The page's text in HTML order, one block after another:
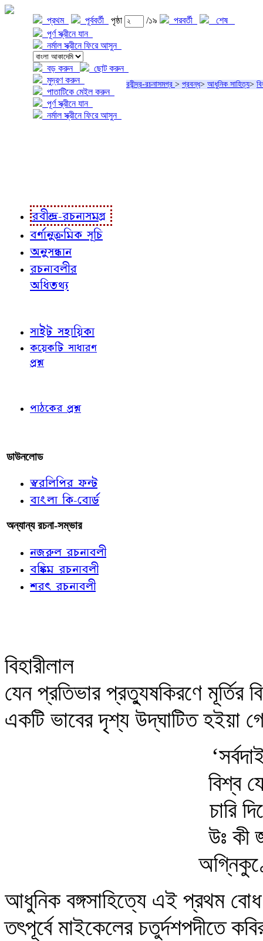
প্রথম পূর্ববর্তী পৃষ্ঠা /১৯ পরবর্তী
শেষ
পূর্ণ স্ক্রীনে যান
নর্মাল স্ক্রীনে ফিরে আসুন
বড় করুন
ছোট করুন
মুদ্রণ করুন
পাতাটিকে মেইল করুন
পূর্ণ স্ক্রীনে যান
নর্মাল স্ক্রীনে ফিরে আসুন
রবীন্দ্র-রচনাসমগ্র > প্রবন্ধ> আধুনিক সাহিত্য>
রবীন্দ্র-রচনাসমগ্র
বর্ণানুক্রমিক সূচি
অনুসন্ধান
রচনাবলীর
অধিতথ্য
সাইট সহায়িকা
কয়েকটি সাধারণ
প্রশ্ন
পাঠকের প্রশ্ন
ডাউনলোড
স্বরলিপির ফন্ট
বাংলা কি-বোর্ড
অন্যান্য রচনা-সম্ভার
নজরুল রচনাবলী
বঙ্কিম রচনাবলী
শরৎ রচনাবলী
বিহারীলাল
যেন প্রতিভার প্রত্যুষকিরণে মূর্তির
একটি ভাবের দৃশ্য উদ্‌ঘাটিত হইয়া
বিশ্ব
চারি
উঃ কী
আধুনিক বঙ্গসাহিত্যে এই প্রথম
তৎপূর্বে মাইকেলের চতুর্দশপদীতে